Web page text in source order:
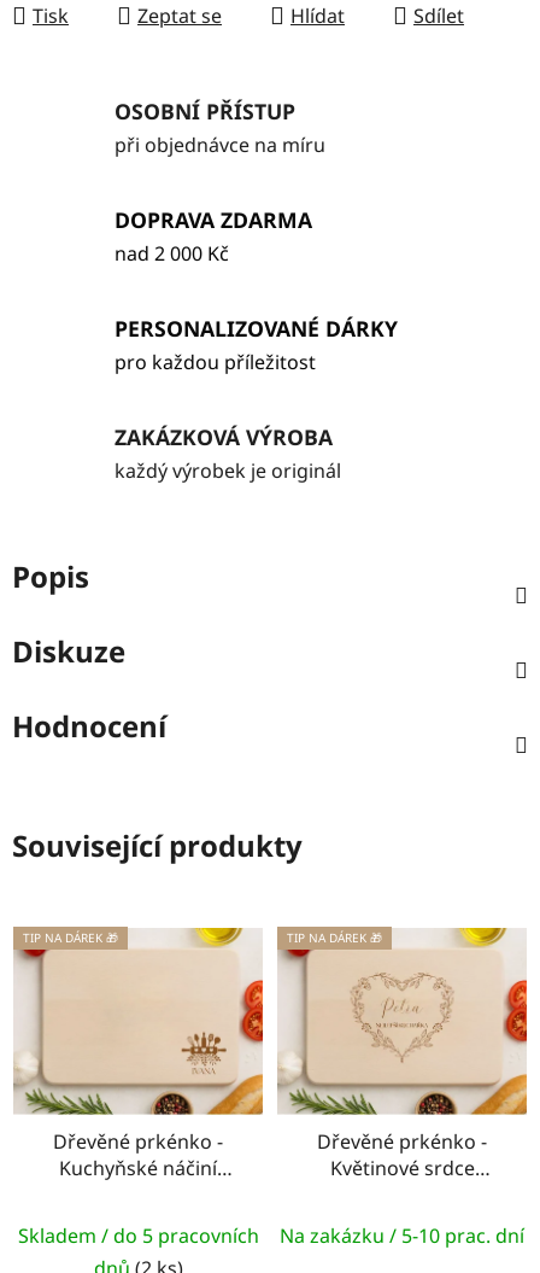
Tisk Zeptat se Hlídat Sdílet
OSOBNÍ PŘÍSTUP
při objednávce na míru
DOPRAVA ZDARMA
nad 2 000 Kč
PERSONALIZOVANÉ DÁRKY
pro každou příležitost
ZAKÁZKOVÁ VÝROBA
každý výrobek je originál
Popis
Diskuze
Hodnocení
Související produkty
TIP NA DÁREK 🎁
Dřevěné prkénko -
Kuchyňské náčiní
Skladem / do 5 pracovních
TIP NA DÁREK 🎁
Dřevěné prkénko -
Květinové srdce
Na zakázku / 5-10 prac. dní